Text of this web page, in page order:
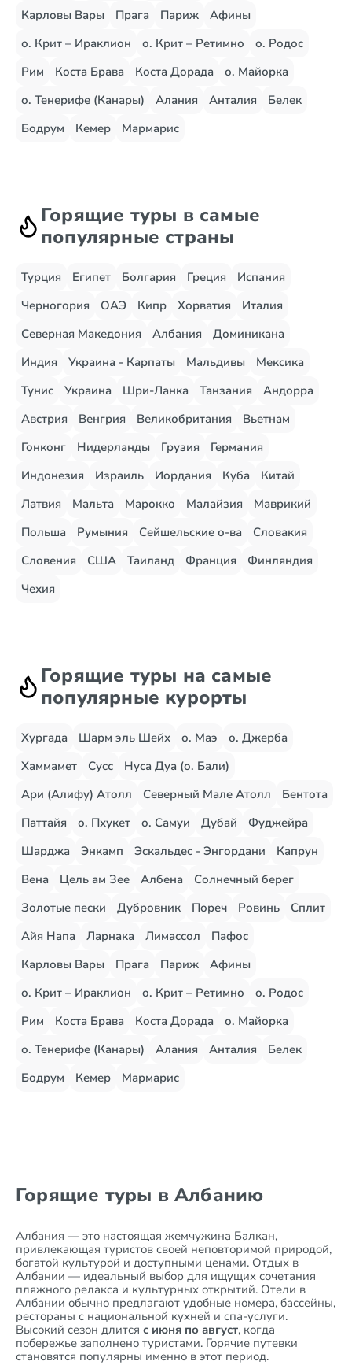
Карловы Вары Прага Париж
Афины
о. Крит – Ираклион
о. Крит – Ретимно
о. Родос
Рим
Коста Брава Коста Дорада
о. Майорка
о. Тенерифе (Канары)
Алания Анталия
Белек
Бодрум
Кемер Мармарис
Горящие туры в самые
популярные страны
Турция Египет Болгария Греция
Испания
Черногория
ОАЭ Кипр Хорватия
Италия
Северная Македония
Албания
Доминикана
Индия
Украина - Карпаты Мальдивы
Мексика
Тунис
Украина Шри-Ланка Танзания
Андорра
Австрия
Венгрия Великобритания
Вьетнам
Гонконг
Нидерланды Грузия
Германия
Индонезия
Израиль Иордания Куба
Китай
Латвия
Мальта Марокко Малайзия
Маврикий
Польша
Румыния Сейшельские о-ва
Словакия
Словения
США Таиланд Франция
Финляндия
Чехия
Горящие туры на самые
популярные курорты
Хургада Шарм эль Шейх о. Маэ
о. Джерба
Хаммамет
Сусс
Нуса Дуа (о. Бали)
Ари (Алифу) Атолл
Северный Мале Атолл
Бентота
Паттайя
о. Пхукет о. Самуи Дубай
Фуджейра
Шарджа
Энкамп Эскальдес - Энгордани
Капрун
Вена
Цель ам Зее Албена
Солнечный берег
Золотые пески
Дубровник Пореч Ровинь
Сплит
Айя Напа
Ларнака Лимассол
Пафос
Карловы Вары
Прага Париж
Афины
о. Крит – Ираклион
о. Крит – Ретимно
о. Родос
Рим
Коста Брава Коста Дорада
о. Майорка
о. Тенерифе (Канары)
Алания Анталия
Белек
Бодрум
Кемер Мармарис
Горящие туры в Албанию
Албания — это настоящая жемчужина Балкан,
привлекающая туристов своей неповторимой природой,
богатой культурой и доступными ценами. Отдых в
Албании — идеальный выбор для ищущих сочетания
пляжного релакса и культурных открытий. Отели в
Албании обычно предлагают удобные номера, бассейны,
рестораны с национальной кухней и спа-услуги.
Высокий сезон длится с июня по август, когда
побережье заполнено туристами. Горячие путевки
становятся популярны именно в этот период.